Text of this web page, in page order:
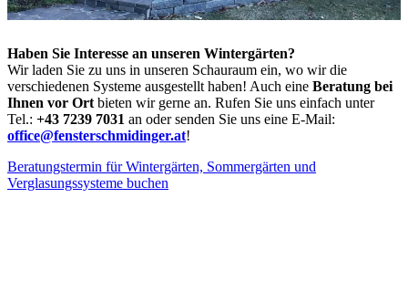
Haben Sie Interesse an unseren Wintergärten?
Wir laden Sie zu uns in unseren Schauraum ein, wo wir die
verschiedenen Systeme ausgestellt haben! Auch eine Beratung bei
Ihnen vor Ort bieten wir gerne an. Rufen Sie uns einfach unter
Tel.: +43 7239 7031 an oder senden Sie uns eine E-Mail:
office@fensterschmidinger.at!
Beratungstermin für Wintergärten, Sommergärten und
Verglasungssysteme buchen